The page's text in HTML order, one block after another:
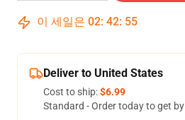
이 세일은 02: 42: 54
Deliver to United States
Cost to ship:$6.99
Standard - Order today to get by